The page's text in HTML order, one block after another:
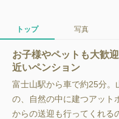
トップ 写真
お子様やペットも大歓
近いペンション
富士山駅から車で約25分
の、自然の中に建つアット
からの送迎も行ってくれる